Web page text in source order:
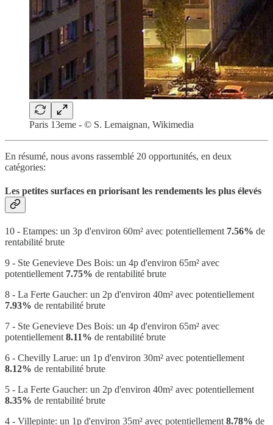
Paris 13eme - © S. Lemaignan, Wikimedia
En résumé, nous avons rassemblé 20 opportunités, en deux
catégories:
Les petites surfaces en priorisant les rendements les plus élevés
10 - Etampes: un 3p d'environ 60m² avec potentiellement 7.56% de
rentabilité brute
9 - Ste Genevieve Des Bois: un 4p d'environ 65m² avec
potentiellement 7.75% de rentabilité brute
8 - La Ferte Gaucher: un 2p d'environ 40m² avec potentiellement
7.93% de rentabilité brute
7 - Ste Genevieve Des Bois: un 4p d'environ 65m² avec
potentiellement 8.11% de rentabilité brute
6 - Chevilly Larue: un 1p d'environ 30m² avec potentiellement
8.12% de rentabilité brute
5 - La Ferte Gaucher: un 2p d'environ 40m² avec potentiellement
8.35% de rentabilité brute
4 - Villepinte: un 1p d'environ 35m² avec potentiellement 8.78% de